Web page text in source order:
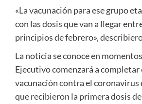
«La vacunación para ese grupo
con las dosis que van a llegar
principios de febrero»,
La noticia se conoce en
Ejecutivo comenzará a completar
vacunación contra el coronavirus
que recibieron la primera dosis